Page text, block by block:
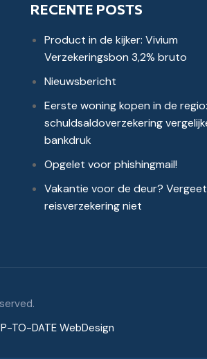
RECENTE POSTS
Product in de kijker: Vivium
Verzekeringsbon 3,2% bruto
Nieuwsbericht
Eerste woning kopen in de regio:
schuldsaldoverzekering
bankdruk
Opgelet voor phishingmail!
Vakantie voor de deur?
reisverzekering niet
TO-DATE WebDesign